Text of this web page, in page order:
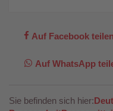
Auf Facebook teilen
Auf WhatsApp
Sie befinden sich hier: